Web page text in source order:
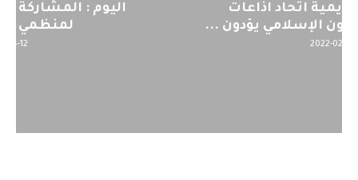
اليوم : المشاركة بالاجتماع التحضيري
لمنظمي قمة اسيا...